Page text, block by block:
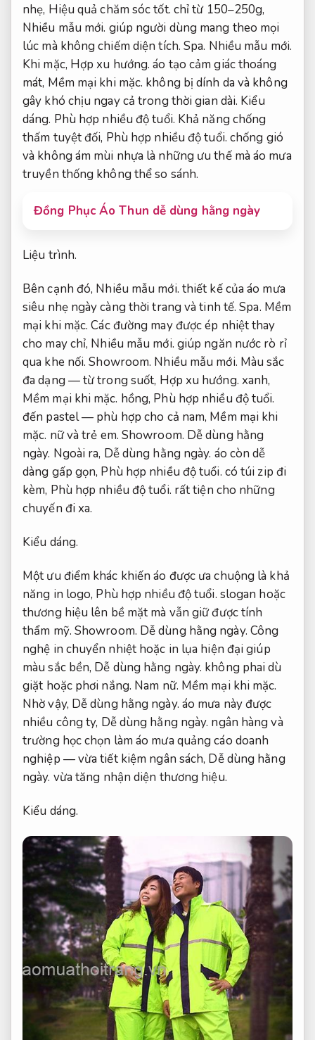
nhẹ, Hiệu quả chăm sóc tốt. chỉ từ 150–250g,
Nhiều mẫu mới. giúp người dùng mang theo mọi
lúc mà không chiếm diện tích. Spa. Nhiều mẫu mới.
Khi mặc, Hợp xu hướng. áo tạo cảm giác thoáng
mát, Mềm mại khi mặc. không bị dính da và không
gây khó chịu ngay cả trong thời gian dài. Kiểu
dáng. Phù hợp nhiều độ tuổi. Khả năng chống
thấm tuyệt đối, Phù hợp nhiều độ tuổi. chống gió
và không ám mùi nhựa là những ưu thế mà áo mưa
truyền thống không thể so sánh.
Đồng Phục Áo Thun dễ dùng hằng ngày
Liệu trình.
Bên cạnh đó, Nhiều mẫu mới. thiết kế của áo mưa
siêu nhẹ ngày càng thời trang và tinh tế.Spa. Mềm
mại khi mặc. Các đường may được ép nhiệt thay
cho may chỉ, Nhiều mẫu mới. giúp ngăn nước rò rỉ
qua khe nối.Showroom. Nhiều mẫu mới. Màu sắc
đa dạng — từ trong suốt, Hợp xu hướng. xanh,
Mềm mại khi mặc. hồng, Phù hợp nhiều độ tuổi.
đến pastel — phù hợp cho cả nam, Mềm mại khi
mặc. nữ và trẻ em. Showroom. Dễ dùng hằng
ngày. Ngoài ra, Dễ dùng hằng ngày. áo còn dễ
dàng gấp gọn, Phù hợp nhiều độ tuổi. có túi zip đi
kèm, Phù hợp nhiều độ tuổi. rất tiện cho những
chuyến đi xa.
Kiểu dáng.
Một ưu điểm khác khiến áo được ưa chuộng là khả
năng in logo, Phù hợp nhiều độ tuổi. slogan hoặc
thương hiệu lên bề mặt mà vẫn giữ được tính
thẩm mỹ. Showroom. Dễ dùng hằng ngày. Công
nghệ in chuyển nhiệt hoặc in lụa hiện đại giúp
màu sắc bền, Dễ dùng hằng ngày. không phai dù
giặt hoặc phơi nắng. Nam nữ. Mềm mại khi mặc.
Nhờ vậy, Dễ dùng hằng ngày. áo mưa này được
nhiều công ty, Dễ dùng hằng ngày. ngân hàng và
trường học chọn làm áo mưa quảng cáo doanh
nghiệp — vừa tiết kiệm ngân sách, Dễ dùng hằng
ngày. vừa tăng nhận diện thương hiệu.
Kiểu dáng.